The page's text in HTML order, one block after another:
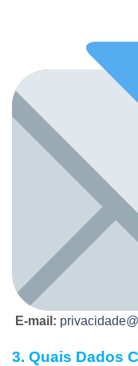
E-mail:
3. Quais Dados